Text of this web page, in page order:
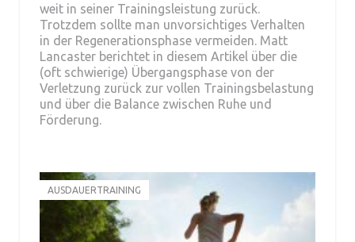
weit in seiner Trainingsleistung zurück.
Trotzdem sollte man unvorsichtiges Verhalten
in der Regenerationsphase vermeiden. Matt
Lancaster berichtet in diesem Artikel über die
(oft schwierige) Übergangsphase von der
Verletzung zurück zur vollen Trainingsbelastung
und über die Balance zwischen Ruhe und
Förderung.
AUSDAUERTRAINING